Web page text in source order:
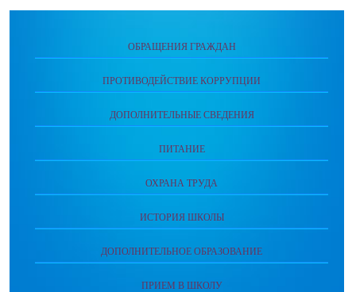
ОБРАЩЕНИЯ ГРАЖДАН
ПРОТИВОДЕЙСТВИЕ КОРРУПЦИИ
ДОПОЛНИТЕЛЬНЫЕ СВЕДЕНИЯ
ПИТАНИЕ
ОХРАНА ТРУДА
ИСТОРИЯ ШКОЛЫ
ДОПОЛНИТЕЛЬНОЕ ОБРАЗОВАНИЕ
ПРИЕМ В ШКОЛУ